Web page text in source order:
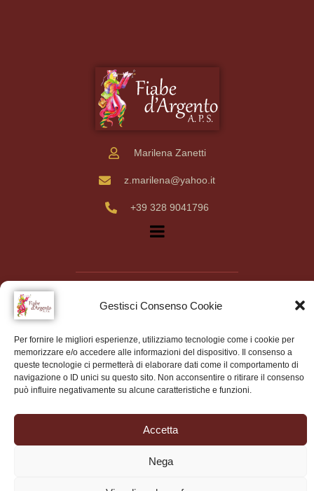
Gestisci Consenso Cookie
Per fornire le migliori esperienze, utilizziamo tecnologie come i cookie per
memorizzare e/o accedere alle informazioni del dispositivo. Il consenso a
queste tecnologie ci permetterà di elaborare dati come il comportamento di
navigazione o ID unici su questo sito. Non acconsentire o ritirare il consenso
può influire negativamente su alcune caratteristiche e funzioni.
Accetta
Nega
Marilena Zanetti
z.marilena@yahoo.it
+39 328 9041796
© 2024 Associazione teatrale “Fiabe d’Argento” – Tutti i diritti
riservati
Website designed by Claudio Pisu